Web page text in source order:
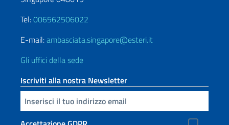
Tel:006562506022
E-mail:ambasciata.singapore@esteri.it
Gli uffici della sede
Iscriviti alla nostra Newsletter
Inserisci la tua email